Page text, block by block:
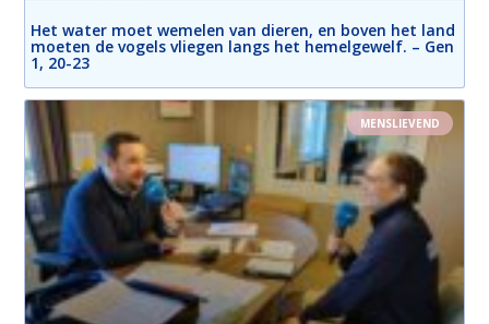
Het water moet wemelen van dieren, en boven het land
moeten de vogels vliegen langs het hemelgewelf. – Gen
1, 20-23
MENSLIEVEND